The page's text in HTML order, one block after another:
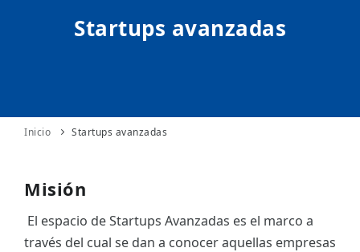
AUTÓNOMO/AUTÓNOMA
INTERNACIONALIZACIÓN
ES
Startups avanzadas
Inicio Startups avanzadas
Misión
El espacio de Startups Avanzadas es el marco a
través del cual se dan a conocer aquellas empresas